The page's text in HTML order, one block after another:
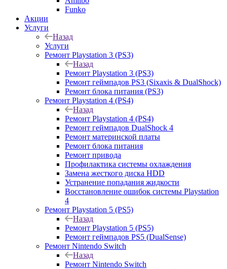
Funko
Акции
Услуги
Назад
Услуги
Ремонт Playstation 3 (PS3)
Назад
Ремонт Playstation 3 (PS3)
Ремонт геймпадов PS3 (Sixaxis & DualShock)
Ремонт блока питания (PS3)
Ремонт Playstation 4 (PS4)
Назад
Ремонт Playstation 4 (PS4)
Ремонт геймпадов DualShock 4
Ремонт материнской платы
Ремонт блока питания
Ремонт привода
Профилактика системы охлаждения
Замена жесткого диска HDD
Устранение попадания жидкости
Восстановление ошибок системы Playstation
4
Ремонт Playstation 5 (PS5)
Назад
Ремонт Playstation 5 (PS5)
Ремонт геймпадов PS5 (DualSense)
Ремонт Nintendo Switch
Назад
Ремонт Nintendo Switch